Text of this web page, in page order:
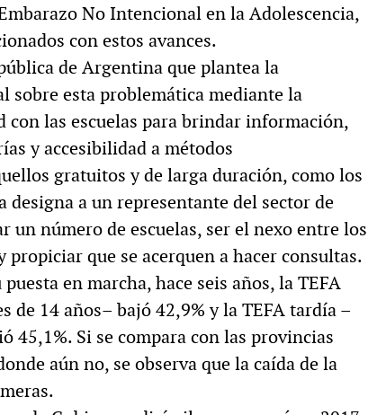
No Intencional en la Adolescencia,
con estos avances.
de Argentina que plantea la
esta problemática mediante la
con las escuelas para brindar información,
y accesibilidad a métodos
gratuitos y de larga duración, como los
a un representante del sector de
un número de escuelas, ser el nexo entre los
que se acerquen a hacer consultas.
en marcha, hace seis años, la TEFA
de 14 años– bajó 42,9% y la TEFA tardía –
45,1%. Si se compara con las provincias
aún no, se observa que la caída de la